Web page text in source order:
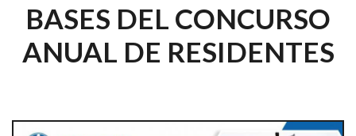
BASES DEL CONCURSO
ANUAL DE RESIDENTES